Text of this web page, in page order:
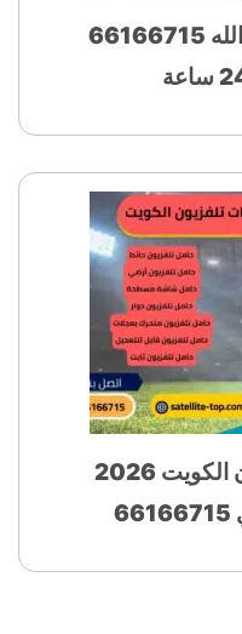
فني ستلايت سعد العبد الله 66166715
أفضل ستاندات تلفزيون الكويت 2026